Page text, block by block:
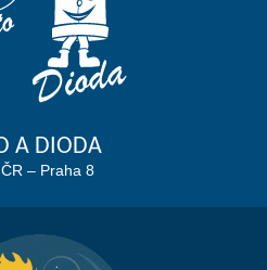
A DIODA
ČR – Praha 8